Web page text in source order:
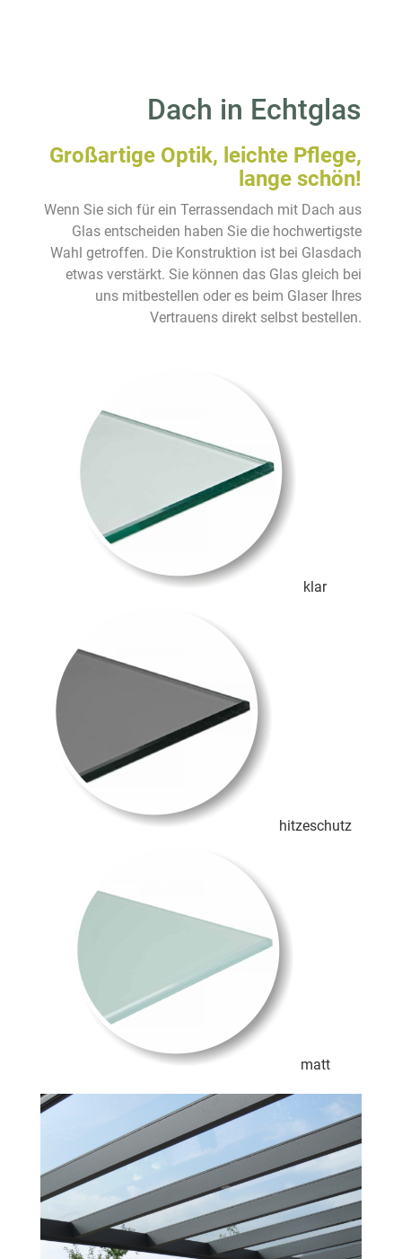
Dach in Echtglas
Großartige Optik, leichte Pflege,
lange schön!
Wenn Sie sich für ein Terrassendach mit Dach aus
Glas entscheiden haben Sie die hochwertigste
Wahl getroffen. Die Konstruktion ist bei Glasdach
etwas verstärkt. Sie können das Glas gleich bei
uns mitbestellen oder es beim Glaser Ihres
Vertrauens direkt selbst bestellen.
klar
hitzeschutz
matt